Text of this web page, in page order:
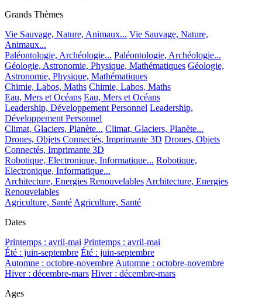
Grands Thèmes
Vie Sauvage, Nature, Animaux... Vie Sauvage, Nature,
Animaux...
Paléontologie, Archéologie... Paléontologie, Archéologie...
Géologie, Astronomie, Physique, Mathématiques Géologie,
Astronomie, Physique, Mathématiques
Chimie, Labos, Maths Chimie, Labos, Maths
Eau, Mers et Océans Eau, Mers et Océans
Leadership, Développement Personnel Leadership,
Développement Personnel
Climat, Glaciers, Planète... Climat, Glaciers, Planète...
Drones, Objets Connectés, Imprimante 3D Drones, Objets
Connectés, Imprimante 3D
Robotique, Electronique, Informatique... Robotique,
Electronique, Informatique...
Architecture, Energies Renouvelables Architecture, Energies
Renouvelables
Agriculture, Santé Agriculture, Santé
Dates
Printemps : avril-mai Printemps : avril-mai
Été : juin-septembre Été : juin-septembre
Automne : octobre-novembre Automne : octobre-novembre
Hiver : décembre-mars Hiver : décembre-mars
Ages